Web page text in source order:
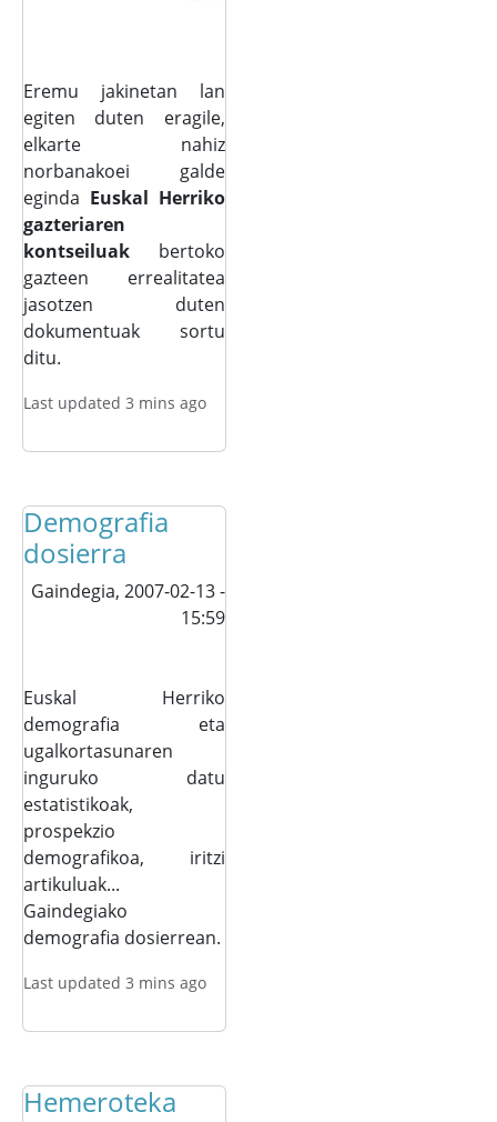
Eremu jakinetan lan
egiten duten eragile,
elkarte nahiz
norbanakoei galde
eginda Euskal Herriko
gazteriaren
kontseiluak bertoko
gazteen errealitatea
jasotzen duten
dokumentuak sortu
ditu.
Last updated 3 mins ago
Demografia
dosierra
Gaindegia, 2007-02-13 -
15:59
Euskal Herriko
demografia eta
ugalkortasunaren
inguruko datu
estatistikoak,
prospekzio
demografikoa, iritzi
artikuluak...
Gaindegiako
demografia dosierrean.
Last updated 3 mins ago
Hemeroteka